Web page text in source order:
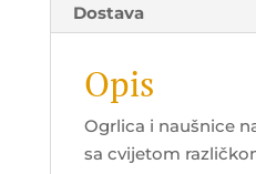
Dostava
Opis
Ogrlica i naušnice
sa cvijetom